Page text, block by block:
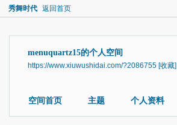
秀舞时代 返回首页
menuquartz15的个人空间
https://www.xiuwushidai.com/?2086755 [收藏]
空间首页 主题 个人资料